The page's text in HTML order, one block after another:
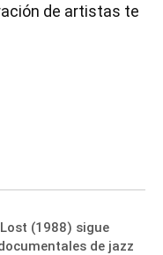
de artistas te
Lost (1988) sigue
de jazz